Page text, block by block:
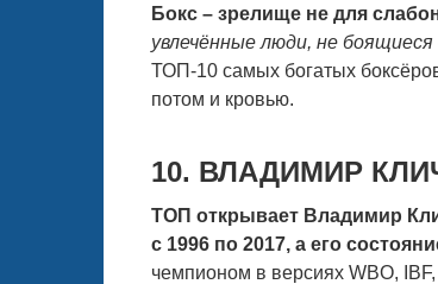
Бокс – зрелище не для
увлечённые люди, не
ТОП-10 самых богатых
потом и кровью.
10. ВЛАДИМИР
ТОП открывает Владимир
с 1996 по 2017, а его
чемпионом в версиях WBO,